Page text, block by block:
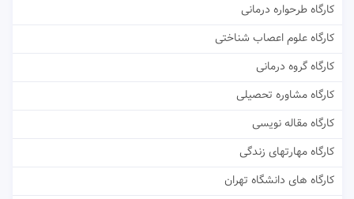
کارگاه طرحواره درمانی
کارگاه علوم اعصاب شناختی
کارگاه گروه درمانی
کارگاه مشاوره تحصیلی
کارگاه مقاله نویسی
کارگاه مهارتهای زندگی
کارگاه های دانشگاه تهران